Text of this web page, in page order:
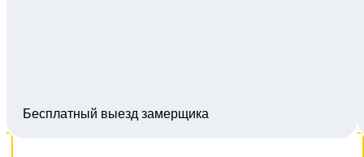
Бесплатный выезд замерщика